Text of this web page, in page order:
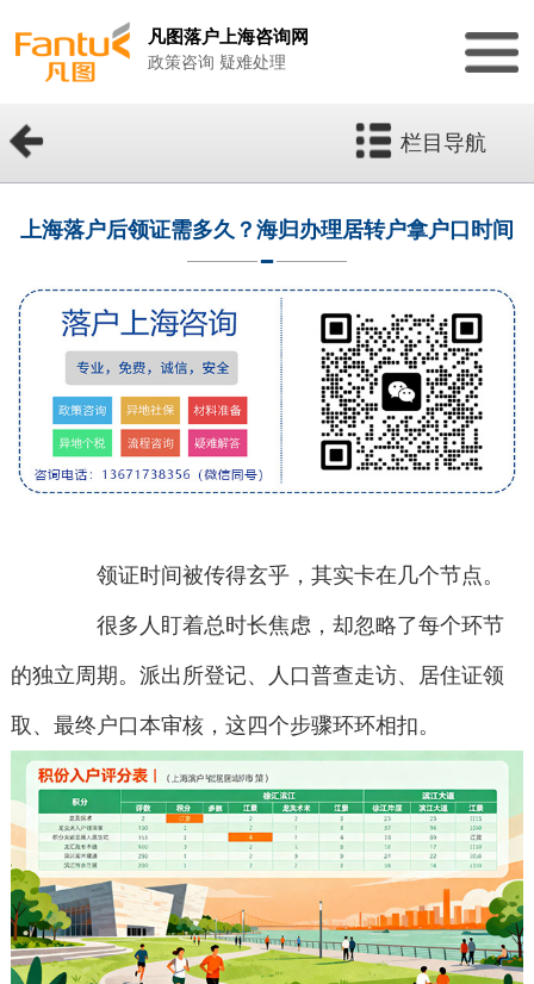
凡图落户上海咨询网
政策咨询 疑难处理
栏目导航
上海落户后领证需多久？海归办理居转户拿户口时间
领证时间被传得玄乎，其实卡在几个节点。
很多人盯着总时长焦虑，却忽略了每个环节
的独立周期。派出所登记、人口普查走访、居住证领
取、最终户口本审核，这四个步骤环环相扣。